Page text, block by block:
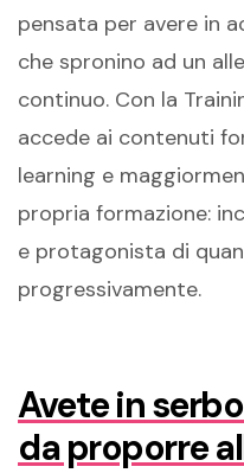
pensata per avere in
che spronino ad un
continuo. Con la
accede ai contenuti
learning e
propria formazione:
e protagonista di
progressivamente.
Avete in
da proporre